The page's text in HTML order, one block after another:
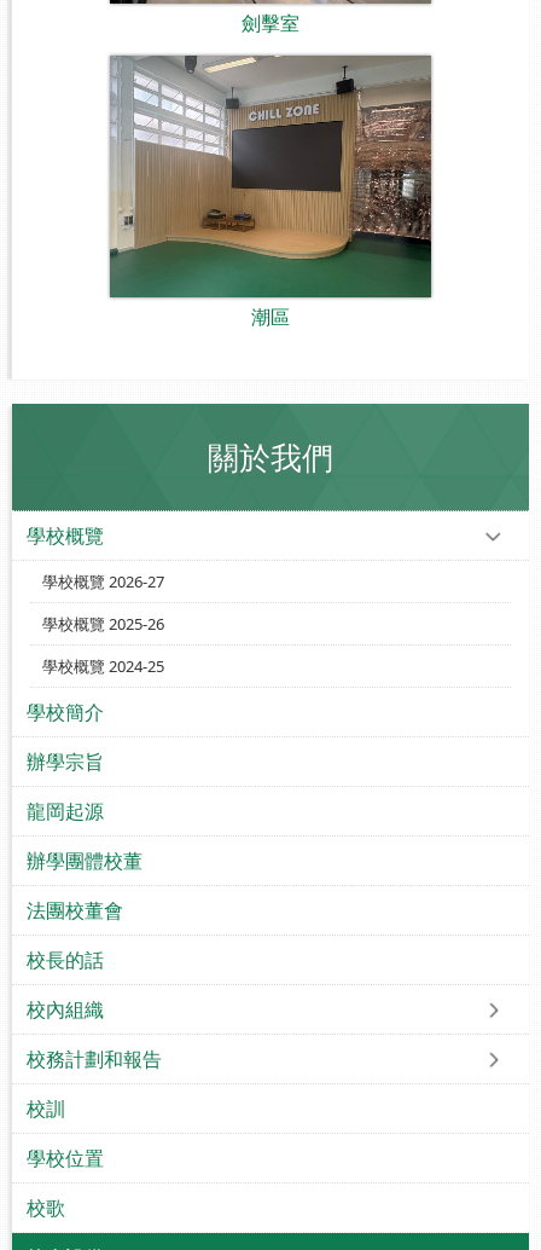
劍擊室
潮區
關於我們
學校概覽
學校概覽 2026-27
學校概覽 2025-26
學校概覽 2024-25
學校簡介
辦學宗旨
龍岡起源
辦學團體校董
法團校董會
校長的話
校內組織
校務計劃和報告
校訓
學校位置
校歌